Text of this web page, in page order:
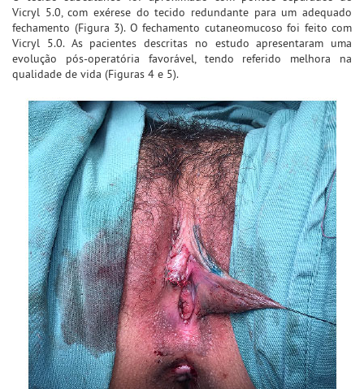
Vicryl 5.0, com exérese do tecido redundante para um adequado
fechamento (Figura 3). O fechamento cutaneomucoso foi feito com
Vicryl 5.0. As pacientes descritas no estudo apresentaram uma
evolução pós-operatória favorável, tendo referido melhora na
qualidade de vida (Figuras 4 e 5).